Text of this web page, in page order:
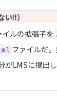
い!!）
イルの拡張子を
ファイルだ
LMSに提出